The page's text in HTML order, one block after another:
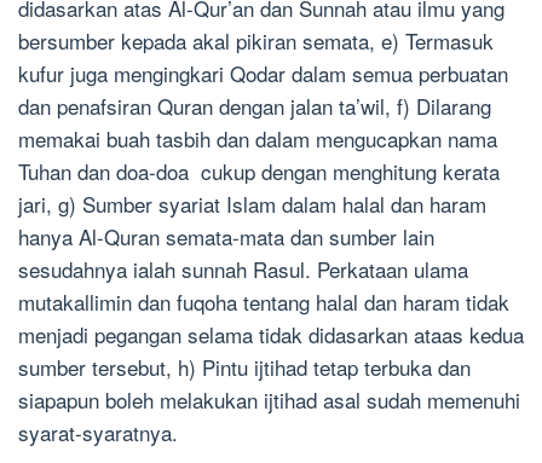
didasarkan atas Al-Qur’an dan Sunnah atau ilmu yang
bersumber kepada akal pikiran semata, e) Termasuk
kufur juga mengingkari Qodar dalam semua perbuatan
dan penafsiran Quran dengan jalan ta’wil, f) Dilarang
memakai buah tasbih dan dalam mengucapkan nama
Tuhan dan doa-doa cukup dengan menghitung kerata
jari, g) Sumber syariat Islam dalam halal dan haram
hanya Al-Quran semata-mata dan sumber lain
sesudahnya ialah sunnah Rasul. Perkataan ulama
mutakallimin dan fuqoha tentang halal dan haram tidak
menjadi pegangan selama tidak didasarkan ataas kedua
sumber tersebut, h) Pintu ijtihad tetap terbuka dan
siapapun boleh melakukan ijtihad asal sudah memenuhi
syarat-syaratnya.